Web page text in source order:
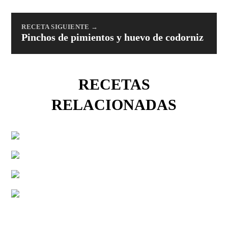
RECETA SIGUIENTE →
Pinchos de pimientos y huevo de codorniz
RECETAS
RELACIONADAS